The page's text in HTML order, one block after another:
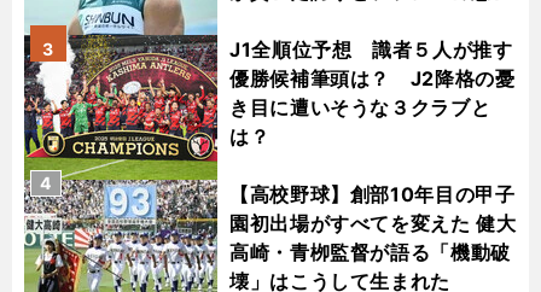
J1全順位予想 識者５人が推す
優勝候補筆頭は？ J2降格の憂
き目に遭いそうな３クラブと
は？
3
【高校野球】創部10年目の甲子
園初出場がすべてを変えた 健大
高崎・青栁監督が語る「機動破
壊」はこうして生まれた
4